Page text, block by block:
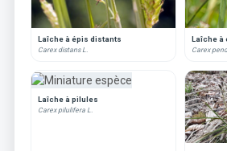
Laîche à épis distants
Carex distans L.
Laîche à
Carex
Laîche à pilules
Carex pilulifera L.